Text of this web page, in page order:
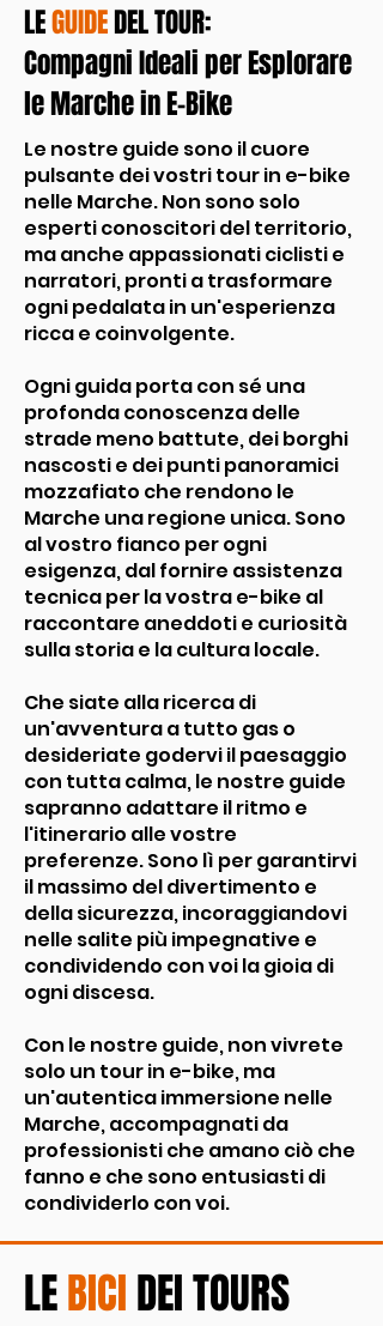
LEGUIDEDEL TOUR:
Compagni Ideali per Esplorare
le Marche in E-Bike
Le nostre guide sono il cuore
pulsante dei vostri tour in e-bike
nelle Marche. Non sono solo
esperti conoscitori del territorio,
ma anche appassionati ciclisti e
narratori, pronti a trasformare
ogni pedalata in un'esperienza
ricca e coinvolgente.
Ogni guida porta con sé una
profonda conoscenza delle
strade meno battute, dei borghi
nascosti e dei punti panoramici
mozzafiato che rendono le
Marche una regione unica. Sono
al vostro fianco per ogni
esigenza, dal fornire assistenza
tecnica per la vostra e-bike al
raccontare aneddoti e curiosità
sulla storia e la cultura locale.
Che siate alla ricerca di
un'avventura a tutto gas o
desideriate godervi il paesaggio
con tutta calma, le nostre guide
sapranno adattare il ritmo e
l'itinerario alle vostre
preferenze. Sono lì per garantirvi
il massimo del divertimento e
della sicurezza, incoraggiandovi
nelle salite più impegnative e
condividendo con voi la gioia di
ogni discesa.
Con le nostre guide, non vivrete
solo un tour in e-bike, ma
un'autentica immersione nelle
Marche, accompagnati da
professionisti che amano ciò che
fanno e che sono entusiasti di
condividerlo con voi.
LEBICIDEI TOURS